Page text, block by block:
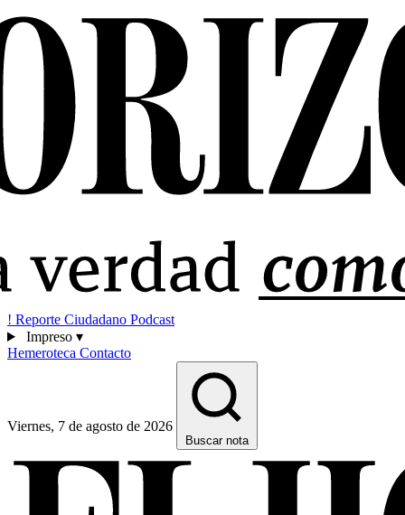
! Reporte Ciudadano Podcast
Impreso ▾
Hemeroteca Contacto
Viernes, 7 de agosto de 2026
Buscar nota